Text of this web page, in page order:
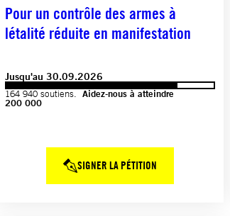
Pour un contrôle des armes à
létalité réduite en manifestation
Jusqu'au 30.09.2026
164 940 soutiens. Aidez-nous à atteindre
200 000
SIGNER LA PÉTITION